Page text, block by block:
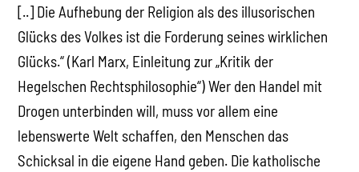
[..] Die Aufhebung der Religion als des illusorischen
Glücks des Volkes ist die Forderung seines wirklichen
Glücks.“ (Karl Marx, Einleitung zur „Kritik der
Hegelschen Rechtsphilosophie“) Wer den Handel mit
Drogen unterbinden will, muss vor allem eine
lebenswerte Welt schaffen, den Menschen das
Schicksal in die eigene Hand geben. Die katholische